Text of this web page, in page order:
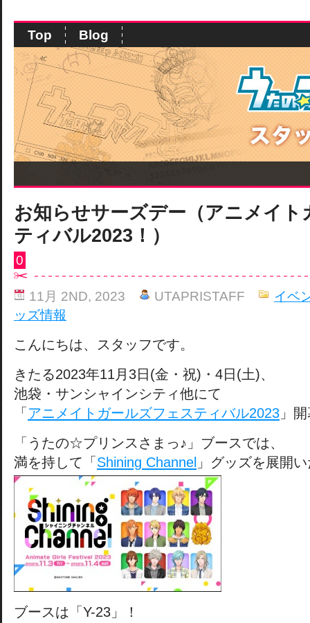
Top Blog
お知らせサーズデー（アニメイト
ティバル2023！）
0
11月 2ND, 2023 UTAPRISTAFF
イベ
ッズ情報
こんにちは、スタッフです。
きたる2023年11月3日(金・祝)・4日(土)、
池袋・サンシャインシティ他にて
「 アニメイトガールズフェスティバル2023 」
「うたの☆プリンスさまっ♪」ブースでは、
満を持して「 Shining Channel 」グッズを展開
ブースは「Y-23」！